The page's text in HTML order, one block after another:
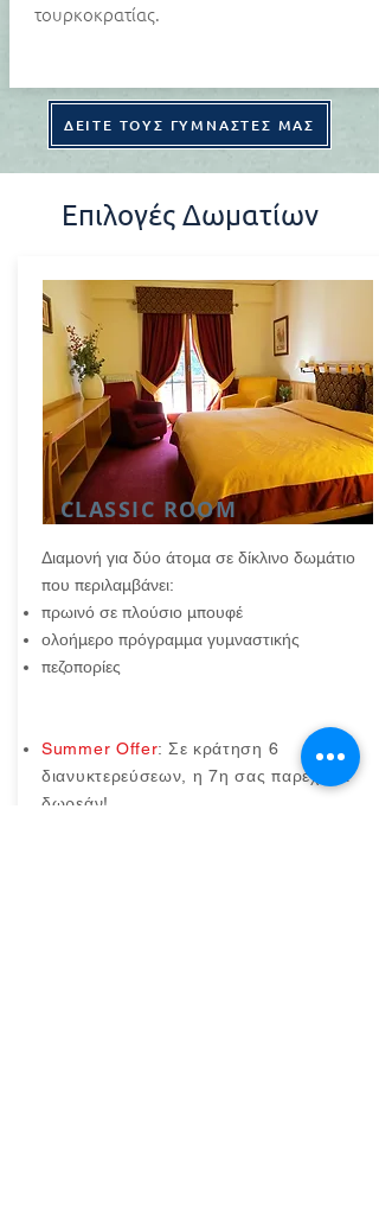
τουρκοκρατίας.
ΔΕΙΤΕ ΤΟΥΣ ΓΥΜΝΑΣΤΕΣ ΜΑΣ
Επιλογές Δωματίων
CLASSIC ROOM
Διαμονή για δύο άτομα σε δίκλινο δωμάτιο
που περιλαμβάνει:
πρωινό σε πλούσιο μπουφέ
ολοήμερο πρόγραμμα γυμναστικής
πεζοπορίες
Summer Offer: Σε κράτηση 6
διανυκτερεύσεων, η 7η σας παρέχεται
δωρεάν!